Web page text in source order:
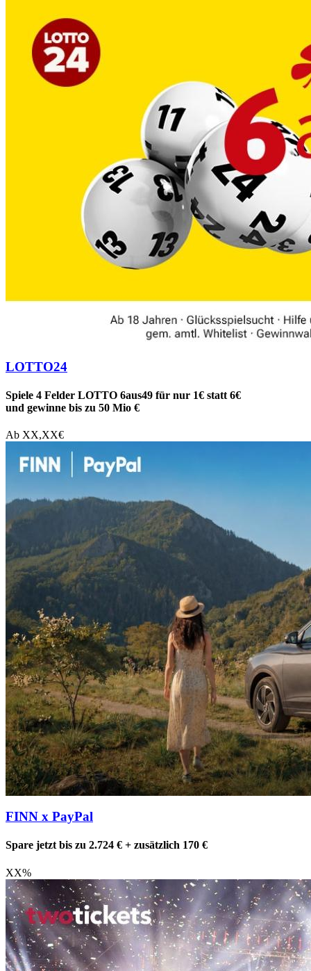
LOTTO24
Spiele 4 Felder LOTTO 6aus49 für nur 1€ statt 6€
und gewinne bis zu 50 Mio €
Ab XX,XX€
FINN x PayPal
Spare jetzt bis zu 2.724 € + zusätzlich 170 €
XX%